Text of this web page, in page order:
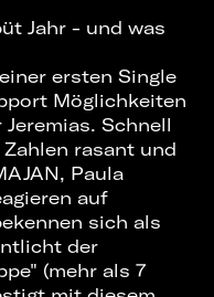
Jahr - und was
ersten Single
Möglichkeiten
Schnell
rasant und
Paula
auf
sich als
der
(mehr als 7